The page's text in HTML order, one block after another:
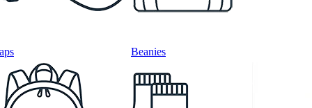
Beanies